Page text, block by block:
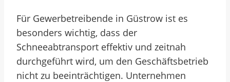
Für Gewerbetreibende in Güstrow ist es
besonders wichtig, dass der
Schneeabtransport effektiv und zeitnah
durchgeführt wird, um den Geschäftsbetrieb
nicht zu beeinträchtigen. Unternehmen